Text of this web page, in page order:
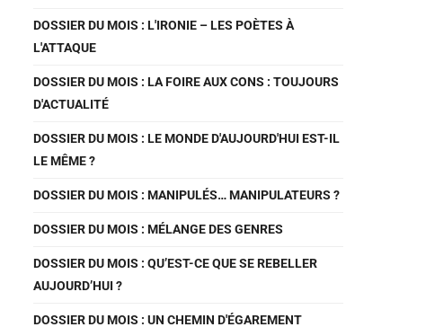
DOSSIER DU MOIS : L'IRONIE – LES POÈTES À
L'ATTAQUE
DOSSIER DU MOIS : LA FOIRE AUX CONS : TOUJOURS
D'ACTUALITÉ
DOSSIER DU MOIS : LE MONDE D'AUJOURD'HUI EST-IL
LE MÊME ?
DOSSIER DU MOIS : MANIPULÉS… MANIPULATEURS ?
DOSSIER DU MOIS : MÉLANGE DES GENRES
DOSSIER DU MOIS : QU’EST-CE QUE SE REBELLER
AUJOURD’HUI ?
DOSSIER DU MOIS : UN CHEMIN D'ÉGAREMENT